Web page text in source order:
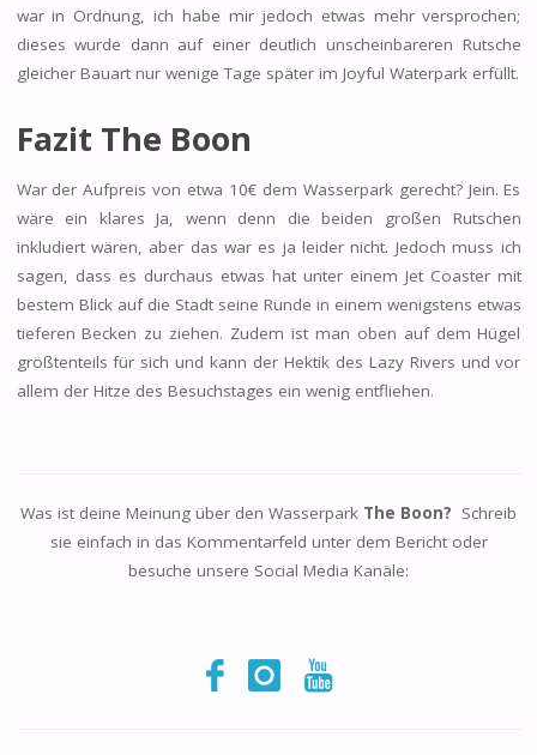
war in Ordnung, ich habe mir jedoch etwas mehr versprochen;
dieses wurde dann auf einer deutlich unscheinbareren Rutsche
gleicher Bauart nur wenige Tage später im Joyful Waterpark erfüllt.
Fazit The Boon
War der Aufpreis von etwa 10€ dem Wasserpark gerecht? Jein. Es
wäre ein klares Ja, wenn denn die beiden großen Rutschen
inkludiert wären, aber das war es ja leider nicht. Jedoch muss ich
sagen, dass es durchaus etwas hat unter einem Jet Coaster mit
bestem Blick auf die Stadt seine Runde in einem wenigstens etwas
tieferen Becken zu ziehen. Zudem ist man oben auf dem Hügel
größtenteils für sich und kann der Hektik des Lazy Rivers und vor
allem der Hitze des Besuchstages ein wenig entfliehen.
Was ist deine Meinung über den Wasserpark The Boon? Schreib
sie einfach in das Kommentarfeld unter dem Bericht oder
besuche unsere Social Media Kanäle: